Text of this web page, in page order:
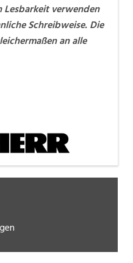
Lesbarkeit verwenden
Schreibweise. Die
an alle